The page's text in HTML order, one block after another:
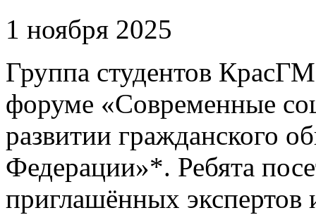
1 ноября 2025
Группа студентов
форуме «Современные
развитии гражданского
Федерации»*. Ребята
приглашённых